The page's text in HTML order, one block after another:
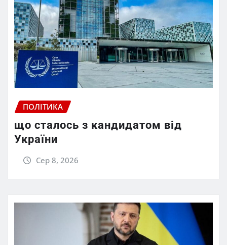
ПОЛІТИКА
що сталось з кандидатом від
України
Сер 8, 2026